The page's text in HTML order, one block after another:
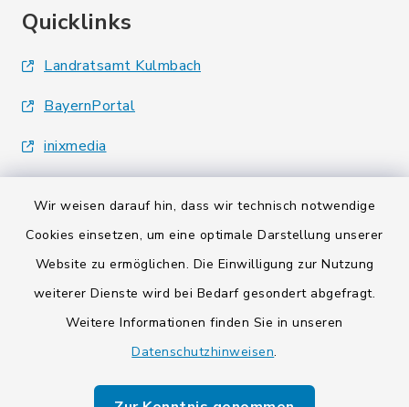
Wir weisen darauf hin, dass wir technisch notwendige
Cookies einsetzen, um eine optimale Darstellung unserer
Website zu ermöglichen. Die Einwilligung zur Nutzung
weiterer Dienste wird bei Bedarf gesondert abgefragt.
Weitere Informationen finden Sie in unseren
Datenschutzhinweisen.
Quicklinks
Landratsamt Kulmbach
BayernPortal
inixmedia
Barrierefreiheit